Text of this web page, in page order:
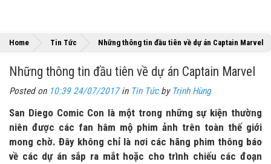
Home Tin Tức Những thông tin đầu tiên về dự án Captain Marvel
Những thông tin đầu tiên về dự án Captain Marvel
Posted on 10:39 24/07/2017in Tin Tứcby Trịnh Hùng
San Diego Comic Con là một trong những sự kiện thường
niên được các fan hâm mộ phim ảnh trên toàn thế giới
mong chờ. Đây không chỉ là nơi các hãng phim thông báo
về các dự án sắp ra mắt hoặc cho trình chiếu các đoạn